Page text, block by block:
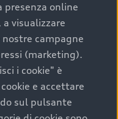
che coniuga
Per fare un
aspetti
e l’affidabilità del
presenza online
visualizzare
campagne
(marketing).
i cookie" è
e accettare
sul pulsante